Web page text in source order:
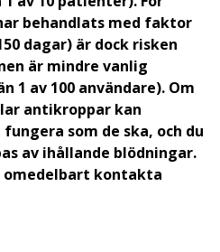
behandlats med faktor
dagar) är dock risken
är mindre vanlig
1 av 100 användare). Om
antikroppar kan
som de ska, och du
av ihållande blödningar.
omedelbart kontakta